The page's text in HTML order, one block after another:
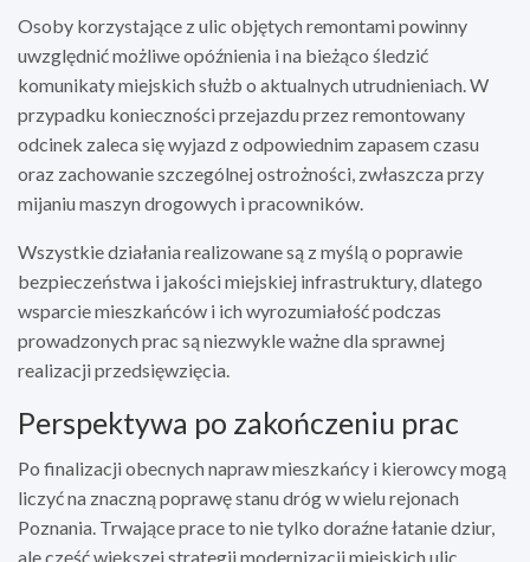
Osoby korzystające z ulic objętych remontami powinny
uwzględnić możliwe opóźnienia i na bieżąco śledzić
komunikaty miejskich służb o aktualnych utrudnieniach. W
przypadku konieczności przejazdu przez remontowany
odcinek zaleca się wyjazd z odpowiednim zapasem czasu
oraz zachowanie szczególnej ostrożności, zwłaszcza przy
mijaniu maszyn drogowych i pracowników.
Wszystkie działania realizowane są z myślą o poprawie
bezpieczeństwa i jakości miejskiej infrastruktury, dlatego
wsparcie mieszkańców i ich wyrozumiałość podczas
prowadzonych prac są niezwykle ważne dla sprawnej
realizacji przedsięwzięcia.
Perspektywa po zakończeniu prac
Po finalizacji obecnych napraw mieszkańcy i kierowcy mogą
liczyć na znaczną poprawę stanu dróg w wielu rejonach
Poznania. Trwające prace to nie tylko doraźne łatanie dziur,
ale część większej strategii modernizacji miejskich ulic.